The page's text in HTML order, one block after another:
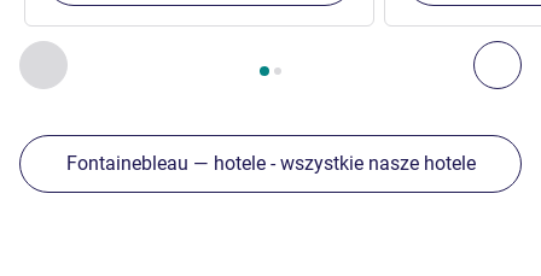
Poprzedni - Inne nasze placówki w pobliżu
Strona , Inne nasze placówki w pobliżu 1 :, Inne nasze
Fontainebleau — hotele - wszystkie nasze hotele